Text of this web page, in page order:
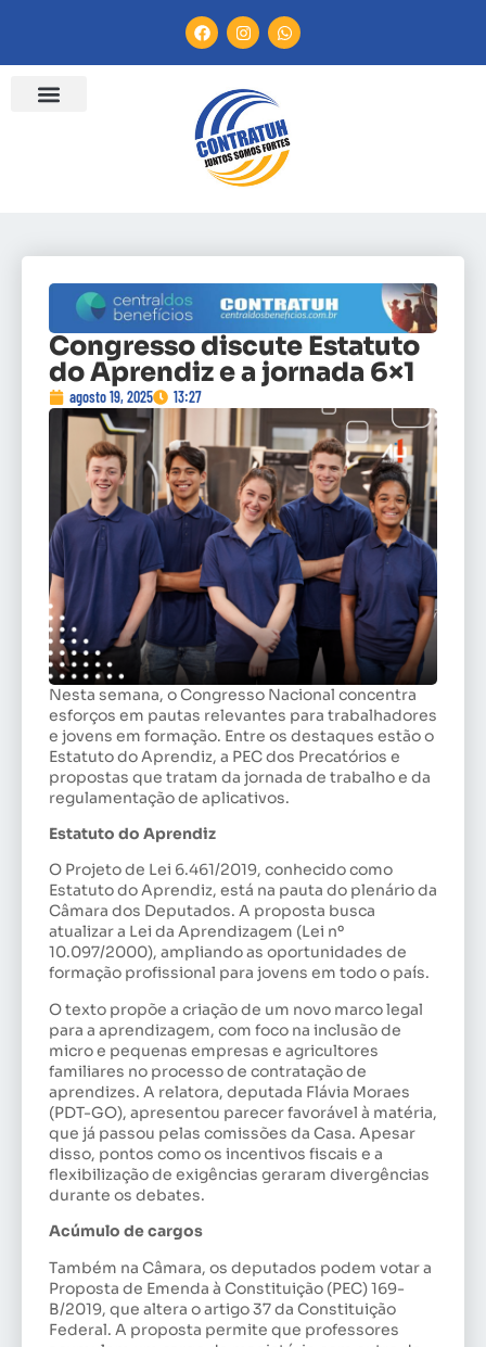
Congresso discute Estatuto
do Aprendiz e a jornada 6×1
agosto 19, 2025 13:27
Nesta semana, o Congresso Nacional concentra
esforços em pautas relevantes para trabalhadores
e jovens em formação. Entre os destaques estão o
Estatuto do Aprendiz, a PEC dos Precatórios e
propostas que tratam da jornada de trabalho e da
regulamentação de aplicativos.
Estatuto do Aprendiz
O Projeto de Lei 6.461/2019, conhecido como
Estatuto do Aprendiz, está na pauta do plenário da
Câmara dos Deputados. A proposta busca
atualizar a Lei da Aprendizagem (Lei nº
10.097/2000), ampliando as oportunidades de
formação profissional para jovens em todo o país.
O texto propõe a criação de um novo marco legal
para a aprendizagem, com foco na inclusão de
micro e pequenas empresas e agricultores
familiares no processo de contratação de
aprendizes. A relatora, deputada Flávia Moraes
(PDT-GO), apresentou parecer favorável à matéria,
que já passou pelas comissões da Casa. Apesar
disso, pontos como os incentivos fiscais e a
flexibilização de exigências geraram divergências
durante os debates.
Acúmulo de cargos
Também na Câmara, os deputados podem votar a
Proposta de Emenda à Constituição (PEC) 169-
B/2019, que altera o artigo 37 da Constituição
Federal. A proposta permite que professores